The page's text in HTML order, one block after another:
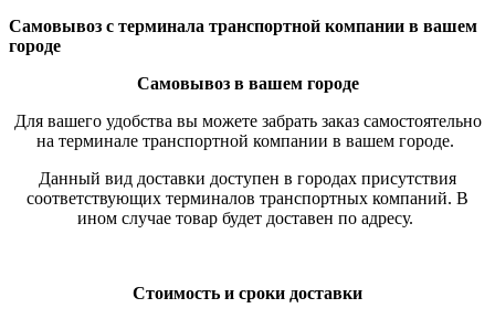
Самовывоз с терминала транспортной компании в вашем
городе
Самовывоз в вашем городе
Для вашего удобства вы можете забрать заказ самостоятельно
на терминале транспортной компании в вашем городе.
Данный вид доставки доступен в городах присутствия
соответствующих терминалов транспортных компаний. В
ином случае товар будет доставен по адресу.
Стоимость и сроки доставки